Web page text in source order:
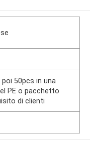
50pcs in una
PE o pacchetto
di clienti